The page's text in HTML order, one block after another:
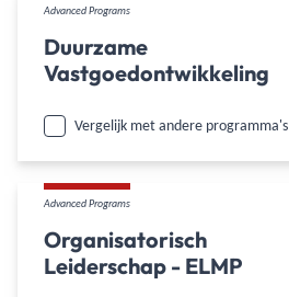
Advanced Programs
Duurzame
Vastgoedontwikkeling
Vergelijk met andere programma's
Advanced Programs
Organisatorisch
Leiderschap - ELMP